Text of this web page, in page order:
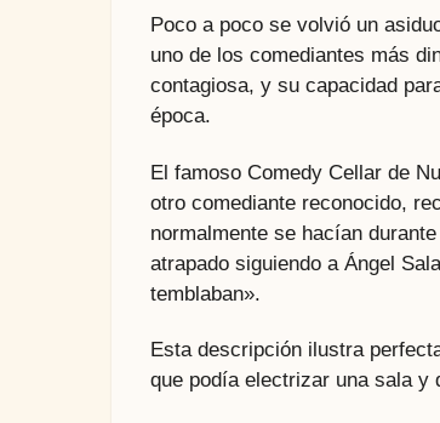
Poco a poco se volvió un
uno de los comediantes más
contagiosa, y su capacidad
época.
El famoso Comedy Cellar de
otro comediante reconocido,
normalmente se hacían
atrapado siguiendo a Ángel
temblaban».
Esta descripción ilustra
que podía electrizar una sala